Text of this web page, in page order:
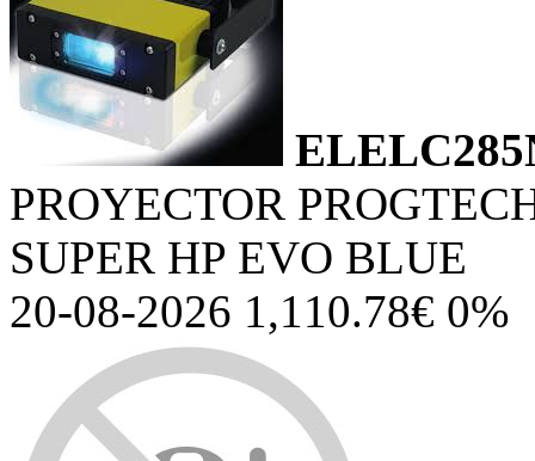
PROYECTOR
SUPER HP EVO BLUE
20-08-2026 1,110.78€ 0%